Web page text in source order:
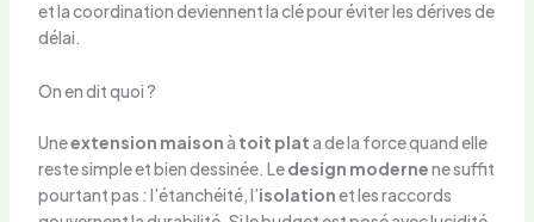
et la coordination deviennent la clé pour éviter les dérives de
délai.
On en dit quoi ?
Uneextension maisonà toit plata de la force quand elle
reste simple et bien dessinée. Ledesign modernene suffit
pourtant pas : l’étanchéité, l’isolationet les raccords